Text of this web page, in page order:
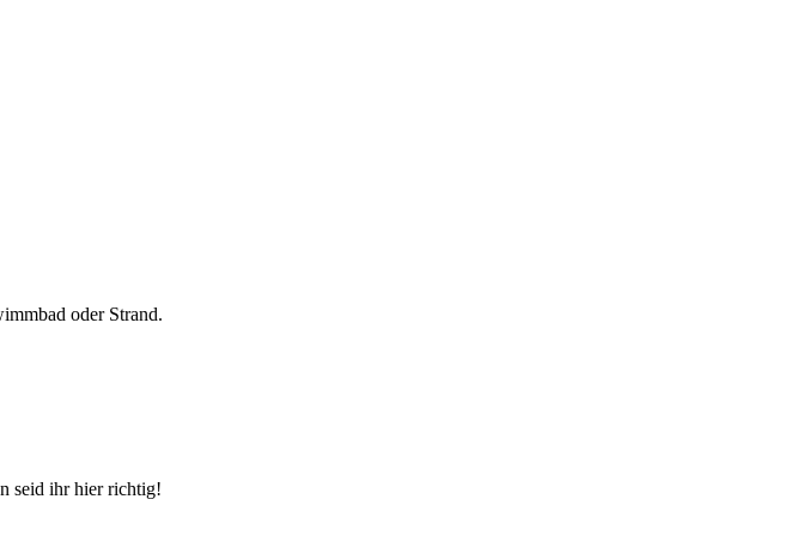
oder Strand.
seid ihr hier richtig!